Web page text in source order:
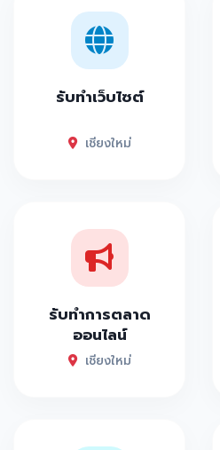
รับทำเว็บไซต์
เชียงใหม่
รับทำการตลาด
ออนไลน์
เชียงใหม่